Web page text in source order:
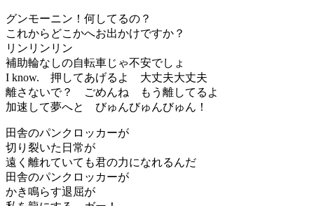
グンモーニン！何してるの？
これからどこかへお出かけですか？
リンリンリン
補助輪なしの自転車じゃ不安でしょ
I know. 押してあげるよ 大丈夫大丈夫
離さないで？ ごめんね もう離してるよ
加速して夢へと びゅんびゅんびゅん！
田舎のパンクロッカーが
切り裂いた日常が
遠く離れていても君の力になれるんだ
田舎のパンクロッカーが
かき鳴らす退屈が